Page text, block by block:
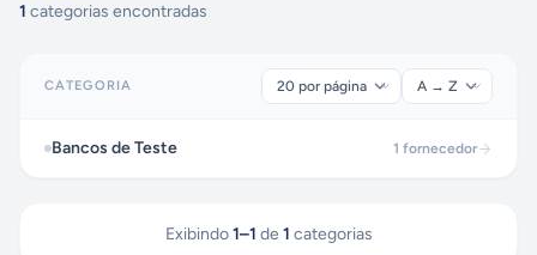
1 categorias encontradas
CATEGORIA
Bancos de Teste 1 fornecedor
Exibindo 1–1 de 1 categorias